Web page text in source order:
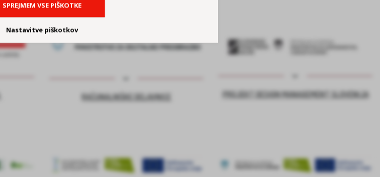
RAČUNALNIŠKE DELAVNICE PROJEKT DESIGN MANAGEMENT SLOVENIJA
SPREJMEM VSE PIŠKOTKE
Nastavitve piškotkov